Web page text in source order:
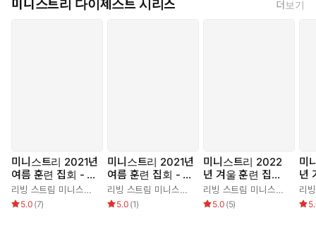
미니스트리 다이제스트 시리즈 더보기
미니스트리 2021년
여름 훈련 집회 - 여
호수아기, 사사기,
룻기 결정 연구 1권
리빙 스트림 미니스트리 편집부
5.0 (7)
미니스트리 2021년
여름 훈련 집회 - 여
호수아기, 사사기,
룻기 결정 연구 2권
리빙 스트림 미니스트리 편집부
5.0 (1)
미니스트리 2022
년 겨울 훈련 집회
— 역대기상하, 에
스라기, 느헤미야
기, 에스더기 결정
리빙 스트림 미니스트리 편집부
5.0 (5)
미
년
—
스